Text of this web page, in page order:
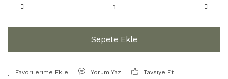
Sepete Ekle
Yorum Yaz Tavsiye Et